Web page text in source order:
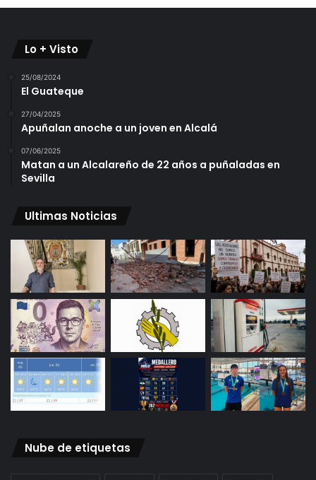
Lo + Visto
25/08/2024
El Guateque
27/04/2025
Apuñalan anoche a un joven en Alcalá
07/06/2025
Matan a un Alcalareño de 22 años a puñaladas en
Sevilla
Ultimas Noticias
Nube de etiquetas